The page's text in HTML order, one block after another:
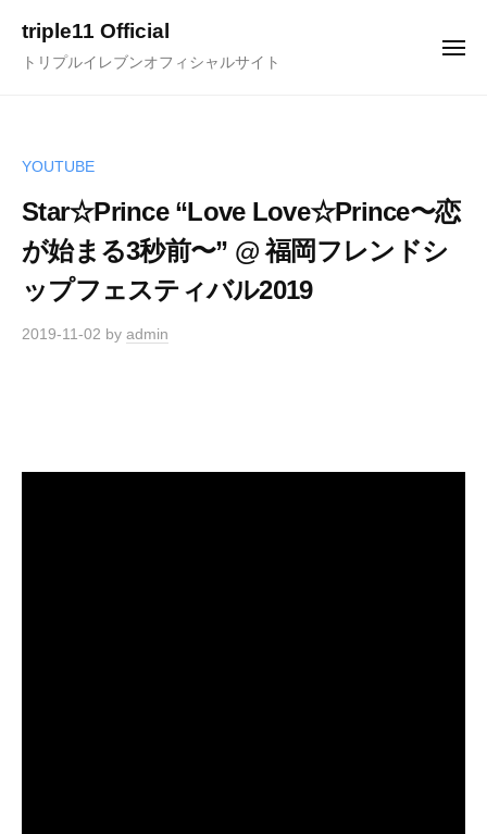
triple11 Official
トリプルイレブンオフィシャルサイト
メ
YOUTUBE
Star☆Prince “Love Love☆Prince〜恋
が始まる3秒前〜” @ 福岡フレンドシ
ップフェスティバル2019
2019-11-02 by admin